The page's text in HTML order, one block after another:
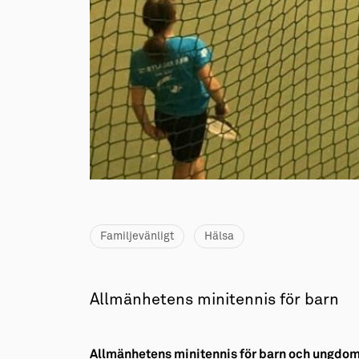
Familjevänligt Hälsa
Allmänhetens minitennis för barn
Allmänhetens minitennis för barn och